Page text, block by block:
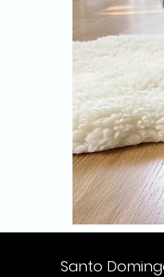
Santo